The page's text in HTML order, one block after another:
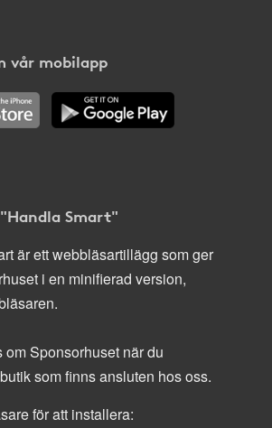
vår mobilapp
Smart"
är ett webbläsartillägg som ger
i en minifierad version,
om Sponsorhuset när du
som finns ansluten hos oss.
för att installera: